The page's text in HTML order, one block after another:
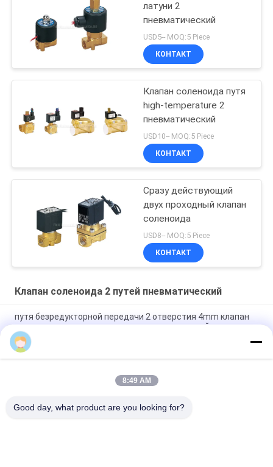
латуни 2
пневматический
USD5-- MOQ:5 Piece
КОНТАКТ
Клапан соленоида путя
high-temperature 2
пневматический
USD10-- MOQ:5 Piece
КОНТАКТ
Сразу действующий
двух проходный клапан
соленоида
USD8-- MOQ:5 Piece
КОНТАКТ
Клапан соленоида 2 путей пневматический
путя безредукторной передачи 2 отверстия 4mm клапан
соленоида миниого латунного пневматический
клапан соленоида G1/2 отверстия 2/2 16~50mm латунный
пневматический " ~G2» с уплотнением Viton
Клапан соленоида высокотемпературного путя 1.5MPa 2
8:49 AM
Good day, what product are you looking for?